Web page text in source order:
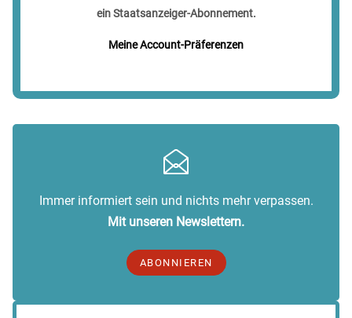
ein Staatsanzeiger-Abonnement.
Meine Account-Präferenzen
Immer informiert sein und nichts mehr verpassen.
Mit unseren Newslettern.
ABONNIEREN